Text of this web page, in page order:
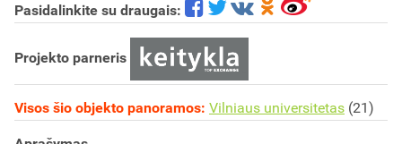
Pasidalinkite su draugais:
Projekto parneris
Visos šio objekto panoramos: Vilniaus universitetas (21)